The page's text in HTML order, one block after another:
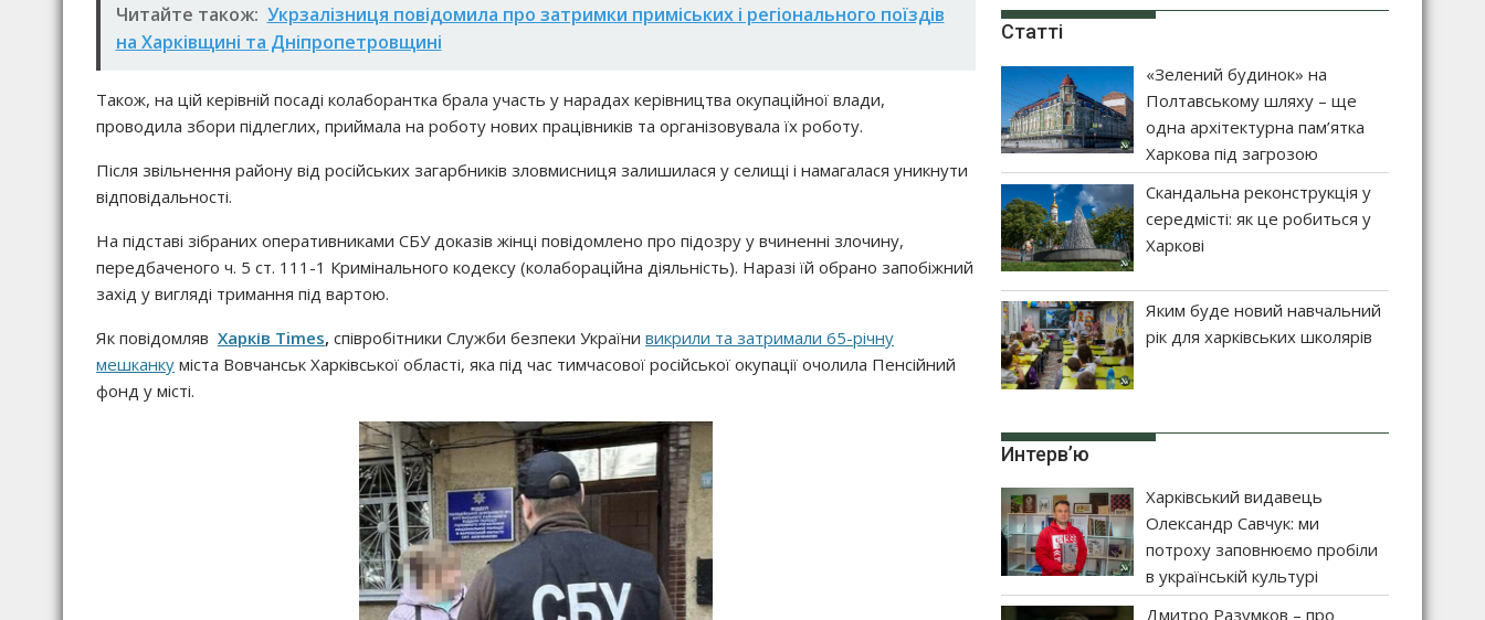
Читайте також: Укрзалізниця повідомила про затримки приміських і регіонального поїздів
на Харківщині та Дніпропетровщині
Також, на цій керівній посаді колаборантка брала участь у нарадах керівництва окупаційної влади,
проводила збори підлеглих, приймала на роботу нових працівників та організовувала їх роботу.
Після звільнення району від російських загарбників зловмисниця залишилася у селищі і намагалася уникнути
відповідальності.
На підставі зібраних оперативниками СБУ доказів жінці повідомлено про підозру у вчиненні злочину,
передбаченого ч. 5 ст. 111-1 Кримінального кодексу (колабораційна діяльність). Наразі їй обрано запобіжний
захід у вигляді тримання під вартою.
Як повідомляв Харків Times, співробітники Служби безпеки України викрили та затримали 65-річну
мешканку міста Вовчанськ Харківської області, яка під час тимчасової російської окупації очолила Пенсійний
фонд у місті.
Статті
«Зелений будинок» на
Полтавському шляху – ще
одна архітектурна пам’ятка
Харкова під загрозою
Скандальна реконструкція у
середмісті: як це робиться у
Харкові
Яким буде новий навчальний
рік для харківських школярів
Интерв’ю
Харківський видавець
Олександр Савчук: ми
потроху заповнюємо пробіли
в українській культурі
Дмитро Разумков – про